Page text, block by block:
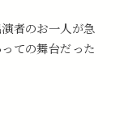
者のお一人が急
ての舞台だった